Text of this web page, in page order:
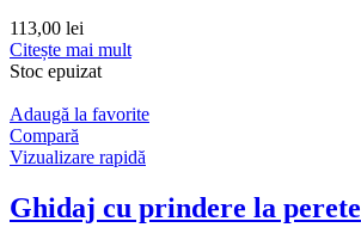
113,00 lei
Citește mai mult
Stoc epuizat
Adaugă la favorite
Compară
Vizualizare rapidă
Ghidaj cu prindere la perete